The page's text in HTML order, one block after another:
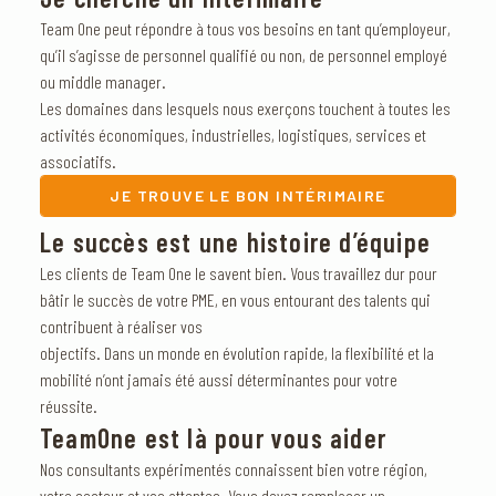
Team One peut répondre à tous vos besoins en tant qu’employeur,
qu’il s’agisse de personnel qualifié ou non, de personnel employé
ou middle manager.
Les domaines dans lesquels nous exerçons touchent à toutes les
activités économiques, industrielles, logistiques, services et
associatifs.
JE TROUVE LE BON INTÉRIMAIRE
Le succès est une histoire d’équipe
Les clients de Team One le savent bien. Vous travaillez dur pour
bâtir le succès de votre PME, en vous entourant des talents qui
contribuent à réaliser vos
objectifs. Dans un monde en évolution rapide, la flexibilité et la
mobilité n’ont jamais été aussi déterminantes pour votre
réussite.
TeamOne est là pour vous aider
Nos consultants expérimentés connaissent bien votre région,